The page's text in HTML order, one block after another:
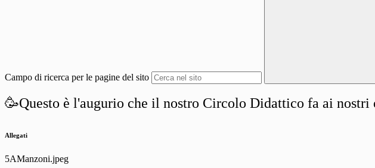
Campo di ricerca per le pagine del sito
🥳Questo è l'augurio che il nostro Circolo Didattico fa ai
Allegati
5AManzoni.jpeg